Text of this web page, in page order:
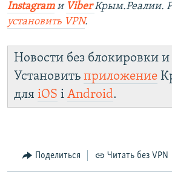
Instagram и ViberКрым.Реалии.
установить VPN.
Новости без блокировки
Установить приложение
для iOS і Android.
Поделиться Читать без VPN